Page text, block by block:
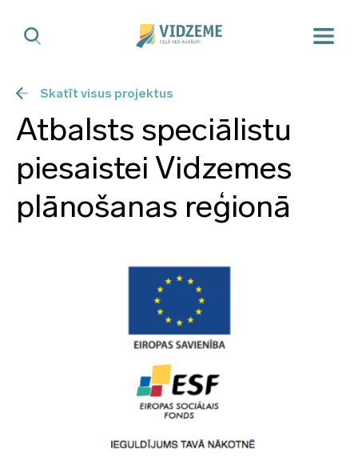
Skatīt visus projektus
Atbalsts speciālistu
piesaistei Vidzemes
plānošanas reģionā